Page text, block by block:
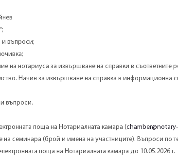
и въпроси;
на нотариуса за извършване на справки в съответните
Начин за извършване на справка в информационна
и въпроси.
поща на Нотариалната камара (
на семинара (брой и имена на участниците). Въпроси по
поща на Нотариалната камара до 10.05.2026 г.